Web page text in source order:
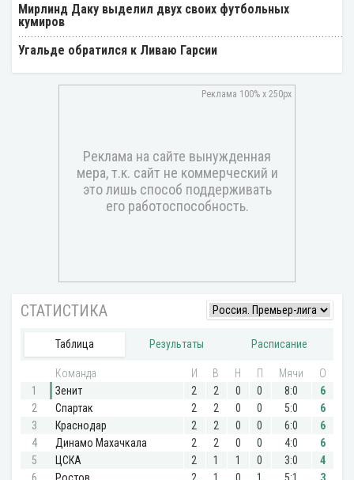
Мирлинд Даку выделил двух своих футбольных
кумиров
Угальде обратился к Ливаю Гарсии